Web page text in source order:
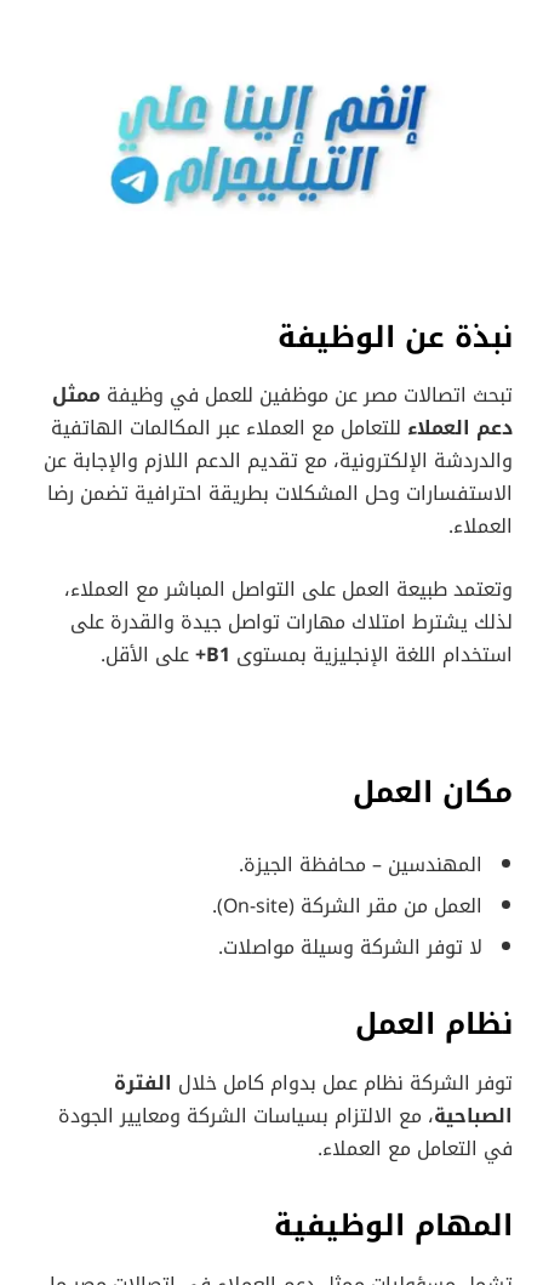
نبذة عن الوظيفة
تبحث اتصالات مصر عن موظفين للعمل في وظيفة ممثل
دعم العملاء للتعامل مع العملاء عبر المكالمات الهاتفية
والدردشة الإلكترونية، مع تقديم الدعم اللازم والإجابة عن
الاستفسارات وحل المشكلات بطريقة احترافية تضمن رضا
العملاء.
وتعتمد طبيعة العمل على التواصل المباشر مع العملاء،
لذلك يشترط امتلاك مهارات تواصل جيدة والقدرة على
استخدام اللغة الإنجليزية بمستوى B1+ على الأقل.
مكان العمل
المهندسين – محافظة الجيزة.
العمل من مقر الشركة (On-site).
لا توفر الشركة وسيلة مواصلات.
نظام العمل
توفر الشركة نظام عمل بدوام كامل خلال الفترة
الصباحية، مع الالتزام بسياسات الشركة ومعايير الجودة
في التعامل مع العملاء.
المهام الوظيفية